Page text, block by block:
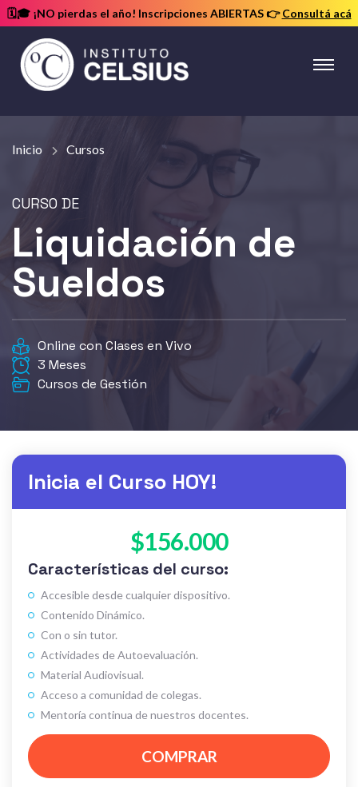
🗓️🎓 ¡NO pierdas el año! Inscripciones ABIERTAS👉 Consultá acá
Instituto
Celsius
Inicio Cursos
Liquidación de
Sueldos
Online con Clases en Vivo
3 Meses
Cursos de Gestión
Inicia el Curso HOY!
$156.000
Características del curso:
Accesible desde cualquier dispositivo.
Contenido Dinámico.
Con o sin tutor.
Actividades de Autoevaluación.
Material Audiovisual.
Acceso a comunidad de colegas.
Mentoría continua de nuestros docentes.
COMPRAR